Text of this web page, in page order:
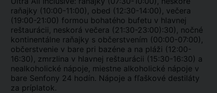
raňajky (10:00-11:00), obed (12:30-14:00), večera
(19:00-21:00) formou bohatého bufetu v hlavnej
reštaurácii, neskorá večera (21:30-23:00):30), nočné
kontinentálne raňajky s občerstvením (00:00-07:00),
občerstvenie v bare pri bazéne a na pláži (12:00-
16:30), zmrzlina v hlavnej reštaurácii (15:30-16:30) a
nealkoholické nápoje, miestne alkoholické nápoje v
bare Senfony 24 hodín. Nápoje a fľaškové destiláty
za príplatok.